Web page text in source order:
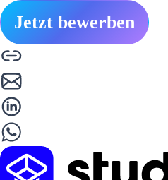
Jetzt bewerben